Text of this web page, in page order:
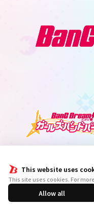
This website uses
This site uses cookies. For
Allow all
プライバシーポリシー
｢BanG Dream!(バンド